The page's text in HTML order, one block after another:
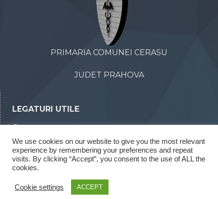
PRIMARIA COMUNEI CERASU
JUDET PRAHOVA
LEGATURI UTILE
Declaratii de interese
Rapoarte legea 52/2003
We use cookies on our website to give you the most relevant
experience by remembering your preferences and repeat
visits. By clicking “Accept”, you consent to the use of ALL the
cookies.
Cookie settings ACCEPT